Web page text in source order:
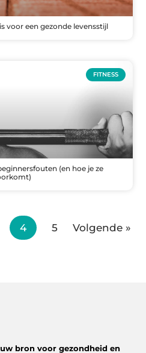
voor een gezonde levensstijl
FITNESS
(en hoe je ze
4 5 Volgende »
bron voor gezondheid en